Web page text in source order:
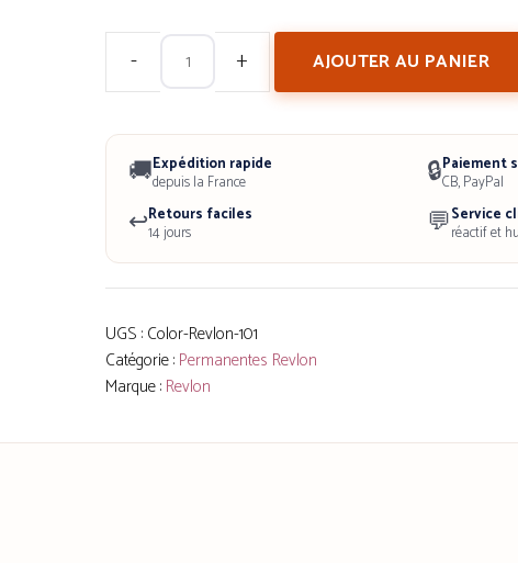
Revlon
ColorStay
Châtain
N°6,
Permanente,
Couverture
Intégrale
des
AJOUTER AU PANIER
🚚Expédition rapide
depuis la France
🔒Paiement
CB, PayPal
↩️Retours faciles
14 jours
💬Service
réactif et
UGS : Color-Revlon-101
Catégorie : Permanentes Revlon
Marque : Revlon